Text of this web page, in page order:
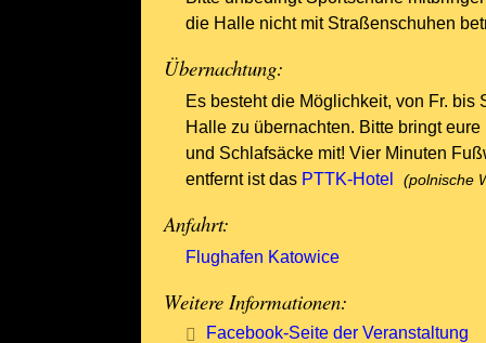
die Halle nicht mit Straßenschuhen
Übernachtung:
Es besteht die Möglichkeit, von Fr. bis
Halle zu übernachten. Bitte bringt eure
und Schlafsäcke mit! Vier Minuten
entfernt ist das PTTK-Hotel
Anfahrt:
Flughafen Katowice
Weitere Informationen:
Facebook-Seite der Veranstaltung